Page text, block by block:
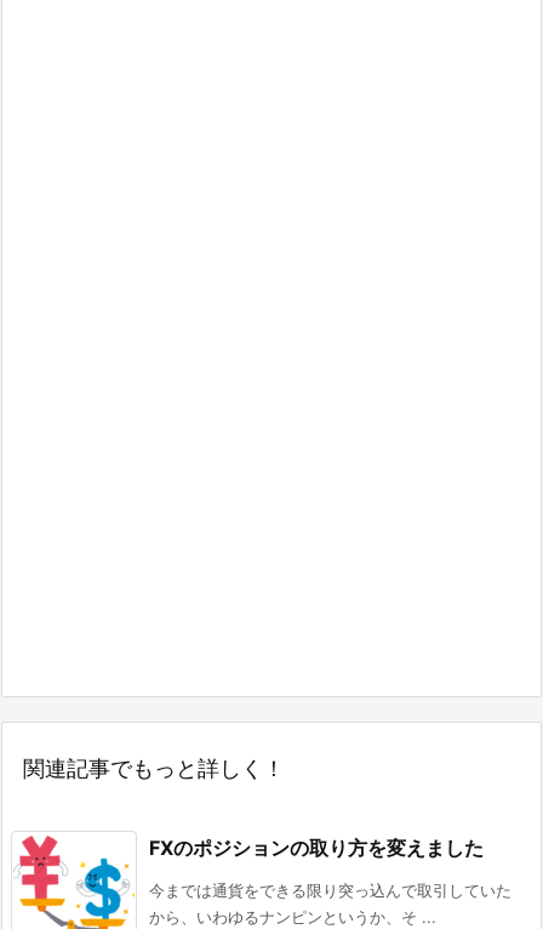
関連記事でもっと詳しく！
FXのポジションの取り方を変えました
今までは通貨をできる限り突っ込んで取引していた
から、いわゆるナンピンというか、そ ...